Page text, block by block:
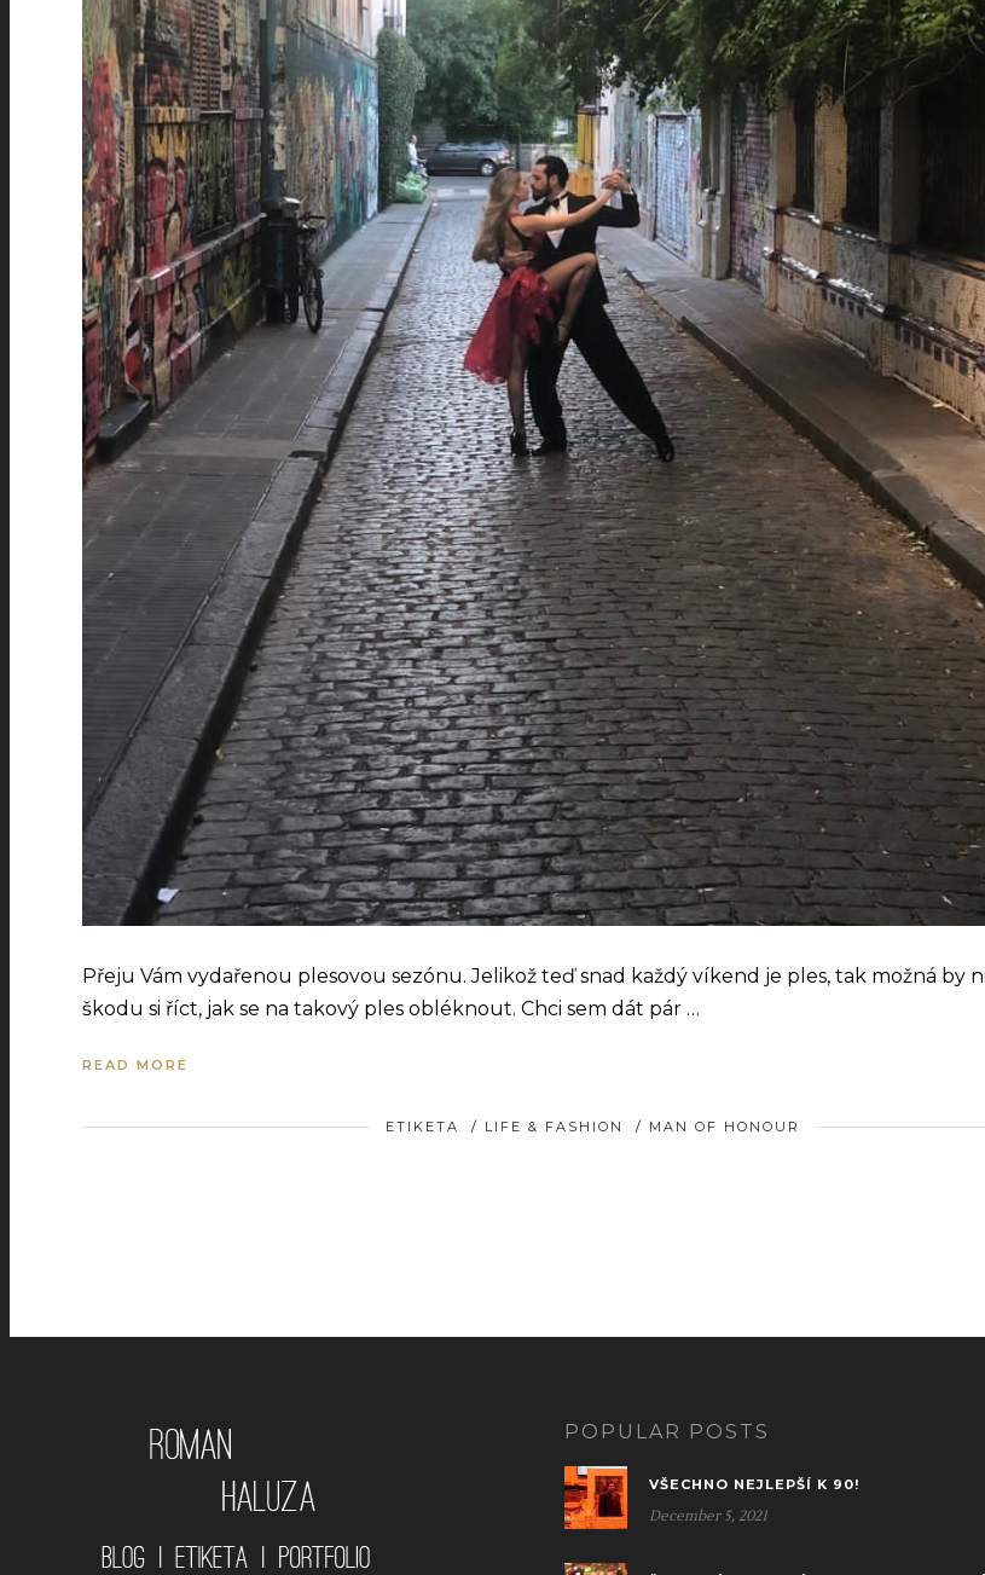
Přeju Vám vydařenou plesovou sezónu. Jelikož teď snad každý víkend je ples, tak možná by
škodu si říct, jak se na takový ples obléknout. Chci sem dát pár …
READ MORE
ETIKETA / LIFE & FASHION / MAN OF HONOUR
POPULAR POSTS
VŠECHNO NEJLEPŠÍ K 90!
December 5, 2021